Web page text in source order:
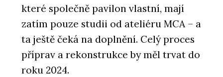
které společně pavilon vlastní, mají
zatím pouze studii od ateliéru MCA – a
ta ještě čeká na doplnění. Celý proces
příprav a rekonstrukce by měl trvat do
roku 2024.